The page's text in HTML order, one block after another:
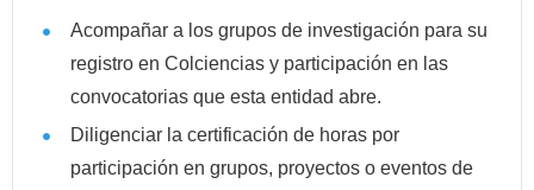
Acompañar a los grupos de investigación para su
registro en Colciencias y participación en las
convocatorias que esta entidad abre.
Diligenciar la certificación de horas por
participación en grupos, proyectos o eventos de